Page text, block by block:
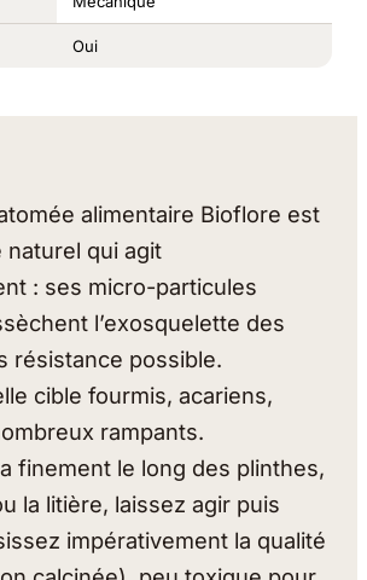
Oui
alimentaire Bioflore est
naturel qui agit
: ses micro-particules
l’exosquelette des
résistance possible.
cible fourmis, acariens,
rampants.
finement le long des plinthes,
la litière, laissez agir puis
impérativement la qualité